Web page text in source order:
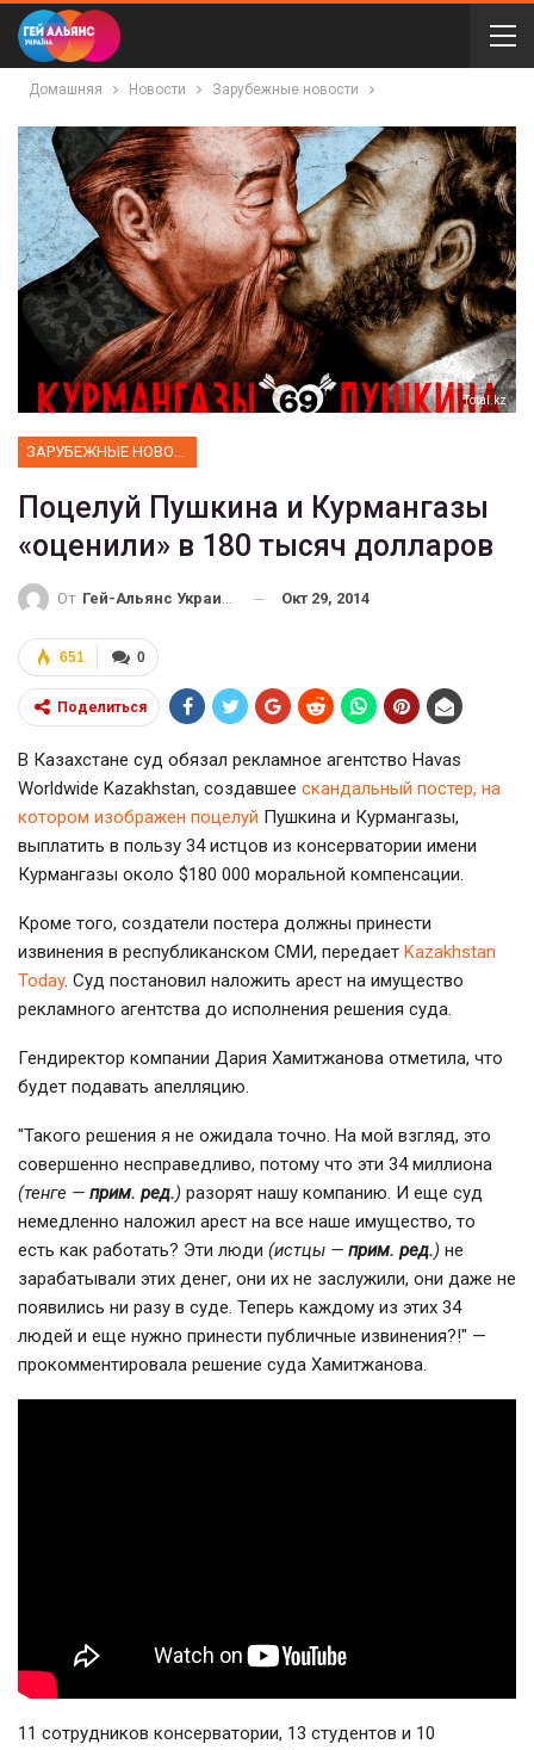
Домашняя Новости Зарубежные новости
Total.kz
Поцелуй Пушкина и Курмангазы
«оценили» в 180 тысяч долларов
От Гей-Альянс Украина Окт 29, 2014
0
651
Поделиться
В Казахстане суд обязал рекламное агентство Havas
Worldwide Kazakhstan, создавшее скандальный постер, на
котором изображен поцелуй Пушкина и Курмангазы,
выплатить в пользу 34 истцов из консерватории имени
Курмангазы около $180 000 моральной компенсации.
Кроме того, создатели постера должны принести
извинения в республиканском СМИ, передает Kazakhstan
Today. Суд постановил наложить арест на имущество
рекламного агентства до исполнения решения суда.
Гендиректор компании Дария Хамитжанова отметила, что
будет подавать апелляцию.
"Такого решения я не ожидала точно. На мой взгляд, это
совершенно несправедливо, потому что эти 34 миллиона
(тенге — прим. ред.) разорят нашу компанию. И еще суд
немедленно наложил арест на все наше имущество, то
есть как работать? Эти люди (истцы — прим. ред.) не
зарабатывали этих денег, они их не заслужили, они даже не
появились ни разу в суде. Теперь каждому из этих 34
людей и еще нужно принести публичные извинения?!" —
прокомментировала решение суда Хамитжанова.
11 сотрудников консерватории, 13 студентов и 10